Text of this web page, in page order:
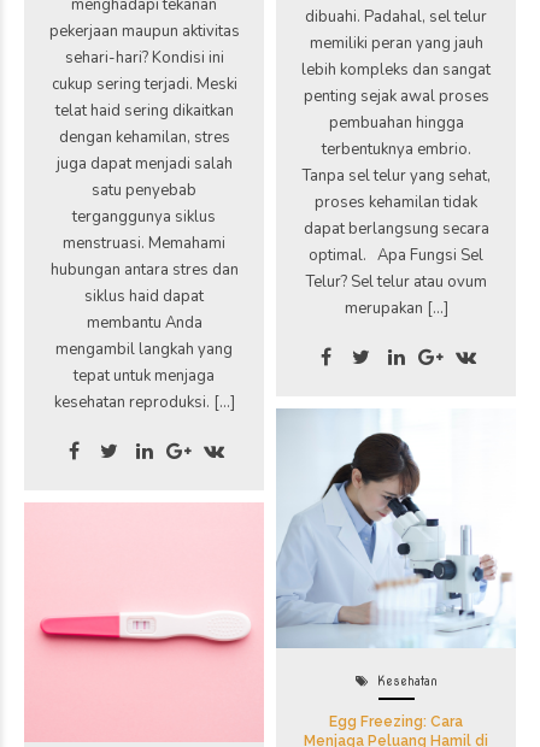
dibuahi. Padahal, sel telur
memiliki peran yang jauh
lebih kompleks dan sangat
penting sejak awal proses
pembuahan hingga
terbentuknya embrio.
Tanpa sel telur yang sehat,
proses kehamilan tidak
dapat berlangsung secara
optimal. Apa Fungsi Sel
Telur? Sel telur atau ovum
merupakan […]
menghadapi tekanan
pekerjaan maupun aktivitas
sehari-hari? Kondisi ini
cukup sering terjadi. Meski
telat haid sering dikaitkan
dengan kehamilan, stres
juga dapat menjadi salah
satu penyebab
terganggunya siklus
menstruasi. Memahami
hubungan antara stres dan
siklus haid dapat
membantu Anda
mengambil langkah yang
tepat untuk menjaga
kesehatan reproduksi. […]
Kesehatan
Egg Freezing: Cara
Menjaga Peluang Hamil di